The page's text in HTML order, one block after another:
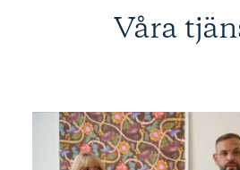
Våra